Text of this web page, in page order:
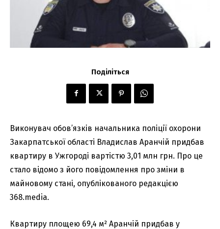
Поділіться
Виконувач обов’язків начальника поліції охорони
Закарпатської області Владислав Аранчій придбав
квартиру в Ужгороді вартістю 3,01 млн грн. Про це
стало відомо з його повідомлення про зміни в
майновому стані, опублікованого редакцією
368.media.
Квартиру площею 69,4 м² Аранчій придбав у